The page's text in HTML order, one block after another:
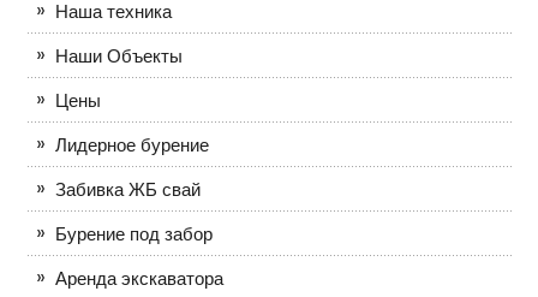
Наша техника
Наши Объекты
Цены
Лидерное бурение
Забивка ЖБ свай
Бурение под забор
Аренда экскаватора